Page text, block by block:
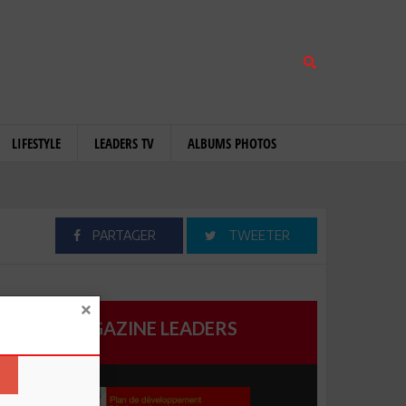
LIFESTYLE LEADERS TV ALBUMS PHOTOS
PARTAGER TWEETER
MAGAZINE LEADERS